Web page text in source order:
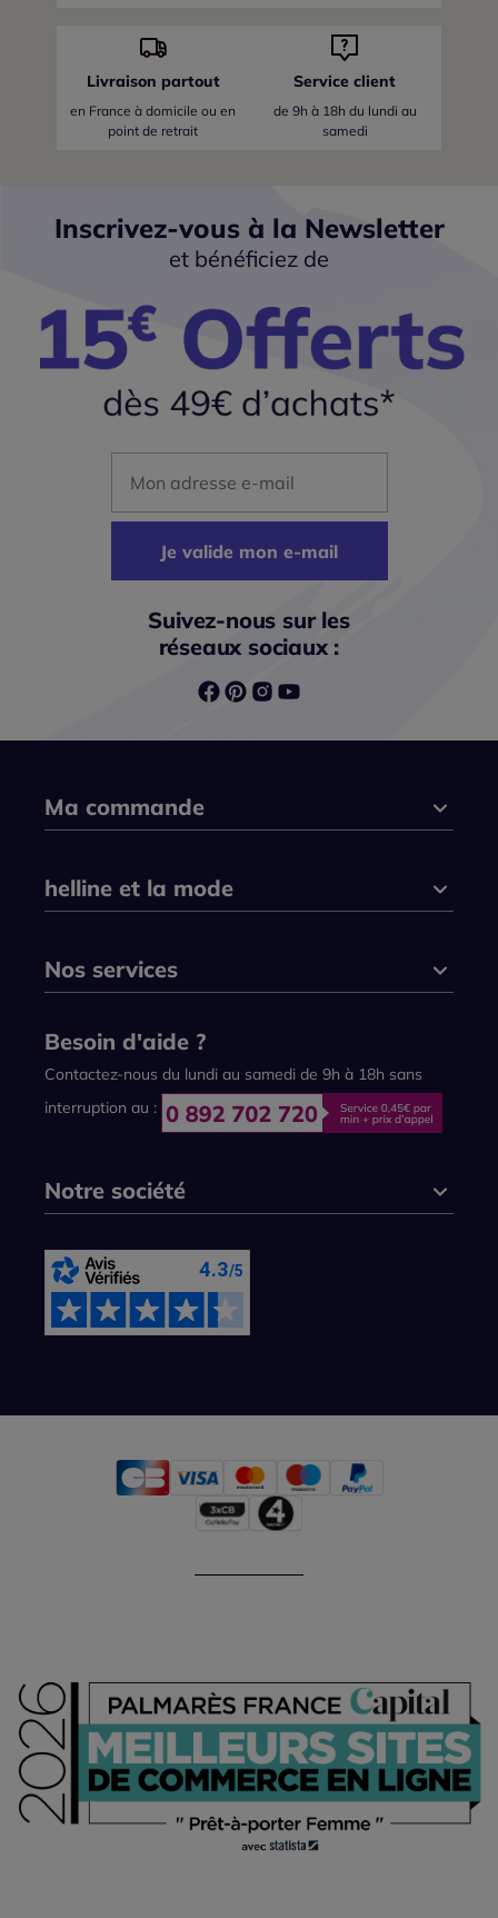
Livraison partout
en France à domicile ou en
point de retrait
Service client
de 9h à 18h du lundi au
samedi
Inscrivez-vous à la Newsletter
et bénéficiez de
Je valide mon e-mail
Suivez-nous sur les
réseaux sociaux :
Ma commande
helline et la mode
Nos services
Besoin d'aide ?
Contactez-nous du lundi au samedi de 9h à 18h sans
interruption au :
Notre société